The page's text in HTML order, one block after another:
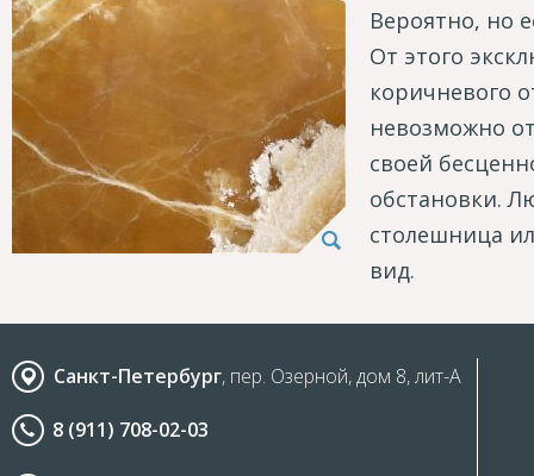
Вероятно, но
От этого
коричневого
невозможно
своей
обстановки.
столешница
вид.
Санкт-Петербург, пер. Озерной, дом 8, лит-А
8 (911) 708-02-03